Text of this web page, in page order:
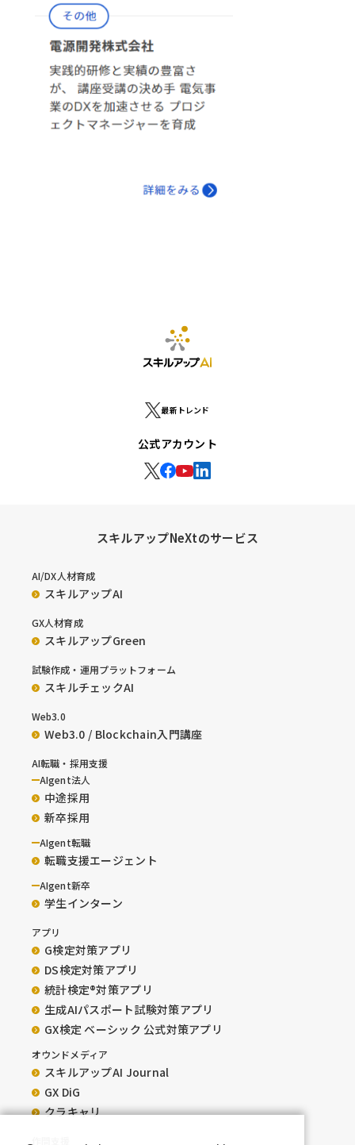
最新トレンド
公式アカウント
スキルアップNeXtのサービス
AI/DX人材育成
スキルアップAI
GX人材育成
スキルアップGreen
試験作成・運用プラットフォーム
スキルチェックAI
Web3.0
Web3.0 / Blockchain入門講座
AI転職・採用支援
AIgent法人
中途採用
新卒採用
AIgent転職
転職支援エージェント
AIgent新卒
学生インターン
アプリ
G検定対策アプリ
DS検定対策アプリ
統計検定®︎対策アプリ
生成AIパスポート試験対策アプリ
GX検定 ベーシック 公式対策アプリ
オウンドメディア
スキルアップAI Journal
GX DiG
クラキャリ